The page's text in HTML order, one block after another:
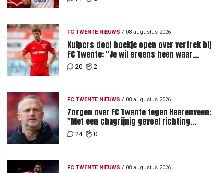
FC TWENTE NIEUWS / 08 augustus 2026
Kuipers doet boekje open over vertrek bij
FC Twente: "Je wil ergens heen waar
mensen je waarderen"
20 2
FC TWENTE NIEUWS / 08 augustus 2026
Zorgen over FC Twente tegen Heerenveen:
"Met een chagrijnig gevoel richting
Slowakije"
24 0
FC TWENTE NIEUWS / 08 augustus 2026